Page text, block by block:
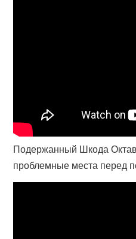
Подержанный Шкода
проблемные места перед